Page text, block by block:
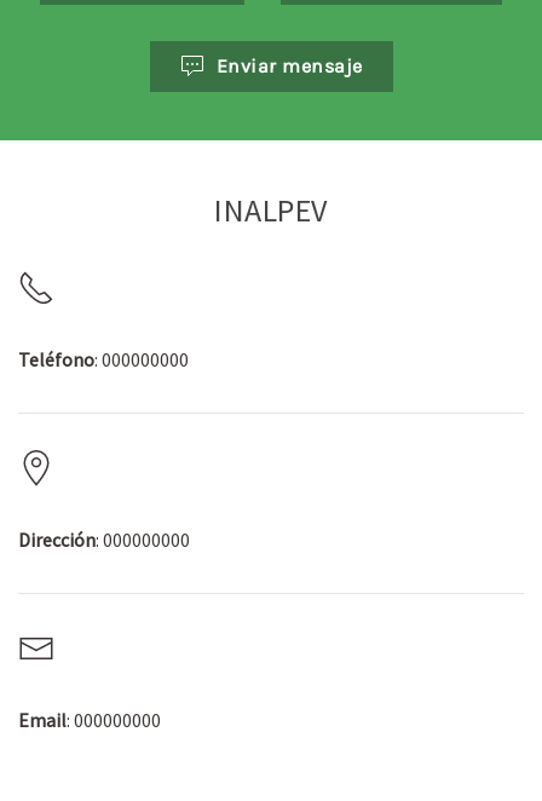
Enviar mensaje
INALPEV
Teléfono: 000000000
Dirección: 000000000
Email: 000000000